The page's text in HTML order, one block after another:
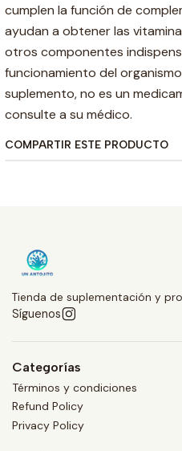
cumplen la función de
ayudan a obtener las
otros componentes
funcionamiento del
suplemento, no es un
consulte a su médico.
COMPARTIR ESTE PRODUCTO
Tienda de suplementación y
Síguenos
Categorías
Términos y condiciones
Refund Policy
Privacy Policy